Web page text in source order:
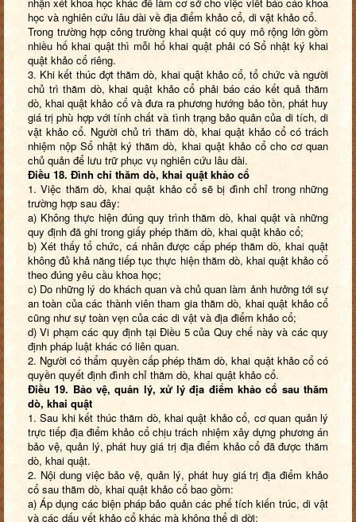
nhận xét khoa học khác để làm cơ sở cho việc viết báo cáo khoa
học và nghiên cứu lâu dài về địa điểm khảo cổ, di vật khảo cổ.
Trong trường hợp công trường khai quật có quy mô rộng lớn gồm
nhiều hố khai quật thì mỗi hố khai quật phải có Sổ nhật ký khai
quật khảo cổ riêng.
3. Khi kết thúc đợt thăm dò, khai quật khảo cổ, tổ chức và người
chủ trì thăm dò, khai quật khảo cổ phải báo cáo kết quả thăm
dò, khai quật khảo cổ và đưa ra phương hướng bảo tồn, phát huy
giá trị phù hợp với tính chất và tình trạng bảo quản của di tích, di
vật khảo cổ. Người chủ trì thăm dò, khai quật khảo cổ có trách
nhiệm nộp Sổ nhật ký thăm dò, khai quật khảo cổ cho cơ quan
chủ quản để lưu trữ phục vụ nghiên cứu lâu dài.
Điều 18. Đình chỉ thăm dò, khai quật khảo cổ
1. Việc thăm dò, khai quật khảo cổ sẽ bị đình chỉ trong những
trường hợp sau đây:
a) Không thực hiện đúng quy trình thăm dò, khai quật và những
quy định đã ghi trong giấy phép thăm dò, khai quật khảo cổ;
b) Xét thấy tổ chức, cá nhân được cấp phép thăm dò, khai quật
không đủ khả năng tiếp tục thực hiện thăm dò, khai quật khảo cổ
theo đúng yêu cầu khoa học;
c) Do những lý do khách quan và chủ quan làm ảnh hưởng tới sự
an toàn của các thành viên tham gia thăm dò, khai quật khảo cổ
cũng như sự toàn vẹn của các di vật và địa điểm khảo cổ;
d) Vi phạm các quy định tại Điều 5 của Quy chế này và các quy
định pháp luật khác có liên quan.
2. Người có thẩm quyền cấp phép thăm dò, khai quật khảo cổ có
quyền quyết định đình chỉ thăm dò, khai quật khảo cổ.
Điều 19. Bảo vệ, quản lý, xử lý địa điểm khảo cổ sau thăm
dò, khai quật
1. Sau khi kết thúc thăm dò, khai quật khảo cổ, cơ quan quản lý
trực tiếp địa điểm khảo cổ chịu trách nhiệm xây dựng phương án
bảo vệ, quản lý, phát huy giá trị địa điểm khảo cổ đã được thăm
dò, khai quật.
2. Nội dung việc bảo vệ, quản lý, phát huy giá trị địa điểm khảo
cổ sau thăm dò, khai quật khảo cổ bao gồm:
a) Áp dụng các biện pháp bảo quản các phế tích kiến trúc, di vật
và các dấu vết khảo cổ khác mà không thể di dời;